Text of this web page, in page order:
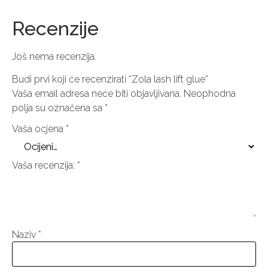
Recenzije
Još nema recenzija.
Budi prvi koji će recenzirati “Zola lash lift glue”
Vaša email adresa neće biti objavljivana. Neophodna
polja su označena sa *
Vaša ocjena *
Vaša recenzija: *
Naziv *